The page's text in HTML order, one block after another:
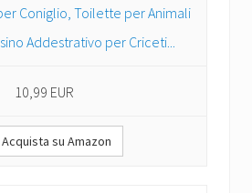
Coniglio, Toilette per Animali
Addestrativo per Criceti...
10,99 EUR
Acquista su Amazon